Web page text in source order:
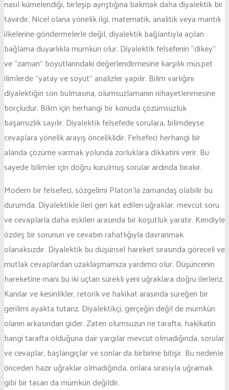
nasıl kümelendiği, birleşip ayrıştığına bakmak daha diyalektik bir
tavırdır. Nicel olana yönelik ilgi, matematik, analitik veya mantık
ilkelerine göndermelerle değil, diyalektik bağlantıyla açılan
bağlama duyarlıkla mümkün olur. Diyalektik felsefenin “dikey”
ve “zaman” boyutlarındaki değerlendirmesine karşılık müspet
ilimlerde “yatay ve soyut” analizler yapılır. Bilim varlığını
diyalektiğin son bulmasına, olumsuzlamanın nihayetlenmesine
borçludur. Bilim için herhangi bir konuda çözümsüzlük
başarısızlık sayılır. Diyalektik felsefede sorulara, bilimdeyse
cevaplara yönelik arayış önceliklidir. Felsefeci herhangi bir
alanda çözüme varmak yolunda zorluklara dikkatini verir. Bu
sayede bilimler için doğru kurulmuş sorular ardında bırakır.
Modern bir felsefeci, sözgelimi Platon’la zamandaş olabilir bu
durumda. Diyalektikle ileri geri kat edilen uğraklar, mevcut soru
ve cevaplarla daha eskileri arasında bir koşutluk yaratır. Kendiyle
özdeş bir sorunun ve cevabın rahatlığıyla davranmak
olanaksızdır. Diyalektik bu düşünsel hareket sırasında göreceli ve
mutlak cevaplardan uzaklaşmamıza yardımcı olur. Düşüncenin
hareketine mani bu iki uçtan sürekli yeni uğraklara doğru ilerleriz.
Kanılar ve kesinlikler, retorik ve hakikat arasında süreğen bir
gerilimi ayakta tutarız. Diyalektikçi, gerçeğin değil de mümkün
olanın arkasından gider. Zaten olumsuzun ne tarafta, hakikatin
hangi tarafta olduğuna dair yargılar mevcut olmadığında, sorular
ve cevaplar, başlangıçlar ve sonlar da birbirine bitişir. Bu nedenle
önceden hazır uğraklar olmadığında, onlara sırasıyla uğramak
gibi bir tasarı da mümkün değildir.